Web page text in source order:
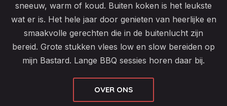
sneeuw, warm of koud. Buiten koken is het leukste
wat er is. Het hele jaar door genieten van heerlijke en
smaakvolle gerechten die in de buitenlucht zijn
bereid. Grote stukken vlees low en slow bereiden op
mijn Bastard. Lange BBQ sessies horen daar bij.
OVER ONS